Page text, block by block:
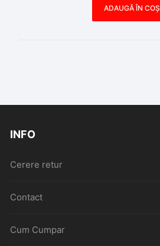
ADAUGĂ ÎN COȘ
INFO
Cerere retur
Contact
Cum Cumpar